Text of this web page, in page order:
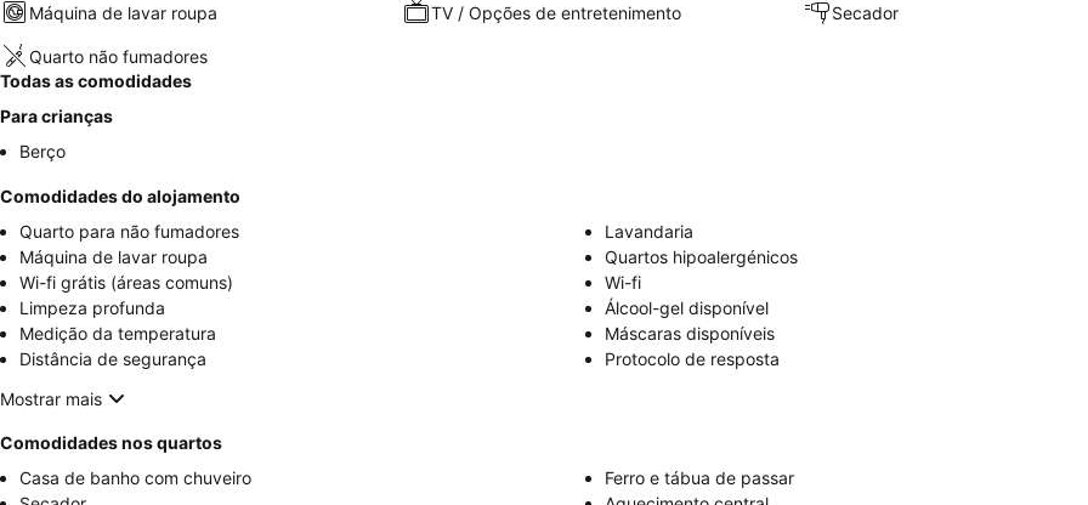
Máquina de lavar roupa TV / Opções de entretenimento Secador
Quarto não fumadores
Todas as comodidades
Para crianças
Berço
Comodidades do alojamento
Quarto para não fumadores
Lavandaria
Máquina de lavar roupa
Quartos hipoalergénicos
Wi-fi grátis (áreas comuns)
Wi-fi
Limpeza profunda
Álcool-gel disponível
Medição da temperatura
Máscaras disponíveis
Distância de segurança
Protocolo de resposta
Mostrar mais
Comodidades nos quartos
Casa de banho com chuveiro
Ferro e tábua de passar